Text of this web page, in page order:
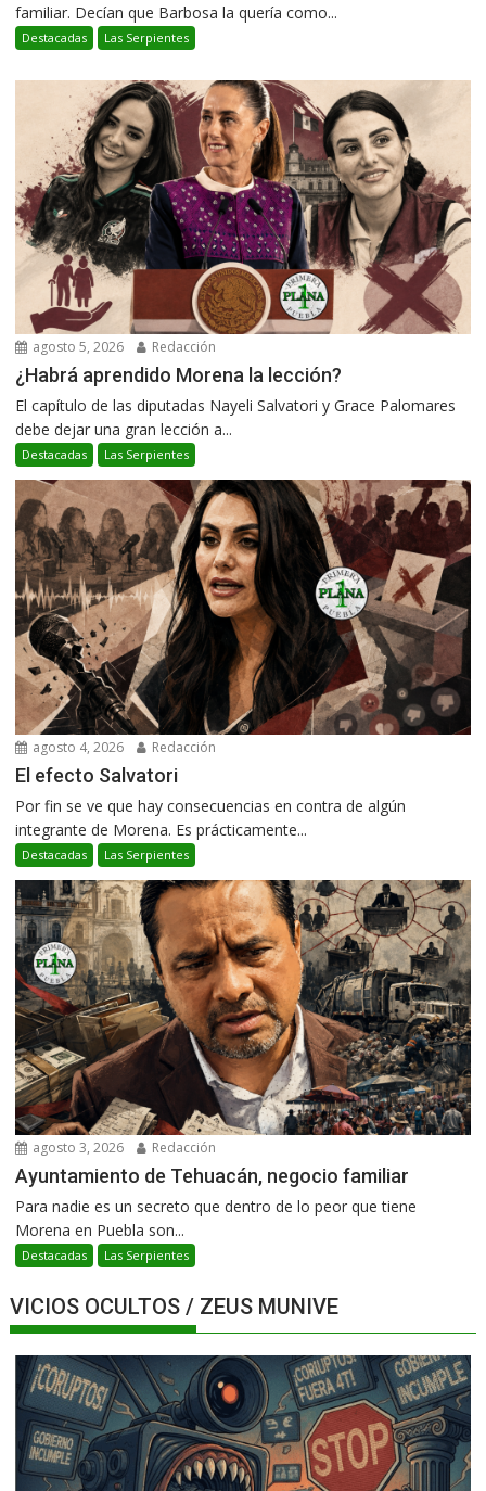
familiar. Decían que Barbosa la quería como...
Destacadas Las Serpientes
agosto 5, 2026 Redacción
¿Habrá aprendido Morena la lección?
El capítulo de las diputadas Nayeli Salvatori y Grace Palomares
debe dejar una gran lección a...
Destacadas Las Serpientes
agosto 4, 2026 Redacción
El efecto Salvatori
Por fin se ve que hay consecuencias en contra de algún
integrante de Morena. Es prácticamente...
Destacadas Las Serpientes
agosto 3, 2026 Redacción
Ayuntamiento de Tehuacán, negocio familiar
Para nadie es un secreto que dentro de lo peor que tiene
Morena en Puebla son...
Destacadas Las Serpientes
VICIOS OCULTOS / ZEUS MUNIVE